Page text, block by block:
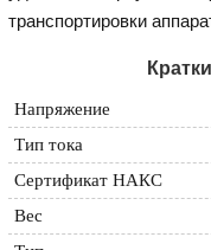
транспортировки
Напряжение
Тип тока
Сертификат НАКС
Вес